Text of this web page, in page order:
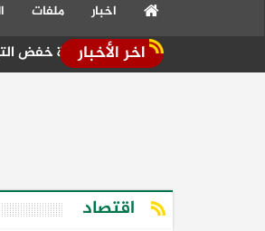
اخبار ملفات
اخر الأخبار
العربية تؤكد ضرورة خفض التوترات
اقتصاد